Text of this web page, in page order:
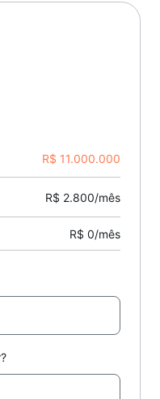
R$ 11.000.000
R$ 2.800/mês
R$ 0/mês